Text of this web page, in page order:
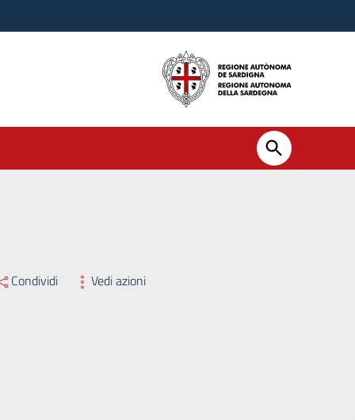
Condividi Vedi azioni